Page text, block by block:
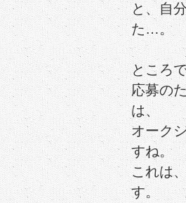
と、自
た…。
ところ
応募の
は、
オーク
すね。
これは
す。